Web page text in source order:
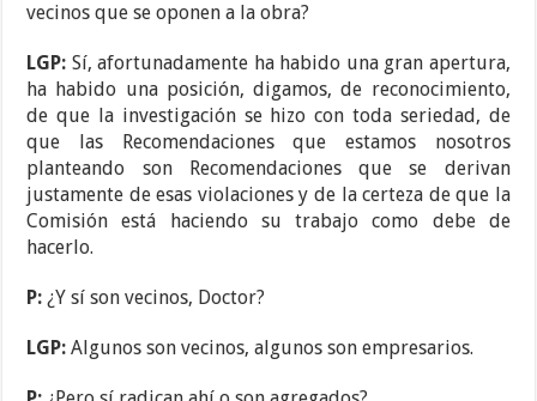
vecinos que se oponen a la obra?
LGP: Sí, afortunadamente ha habido una gran apertura,
ha habido una posición, digamos, de reconocimiento,
de que la investigación se hizo con toda seriedad, de
que las Recomendaciones que estamos nosotros
planteando son Recomendaciones que se derivan
justamente de esas violaciones y de la certeza de que la
Comisión está haciendo su trabajo como debe de
hacerlo.
P:¿Y sí son vecinos, Doctor?
LGP:Algunos son vecinos, algunos son empresarios.